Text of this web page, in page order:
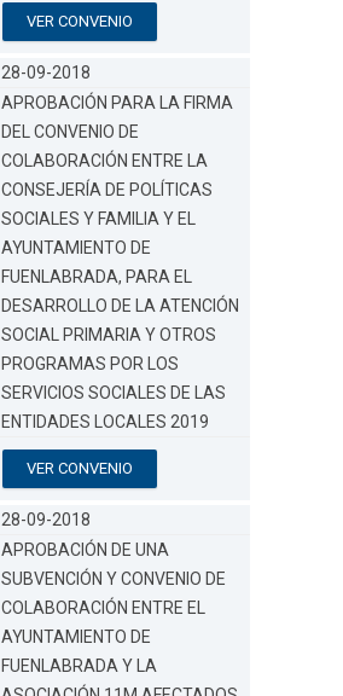
VER CONVENIO
28-09-2018
APROBACIÓN PARA LA FIRMA
DEL CONVENIO DE
COLABORACIÓN ENTRE LA
CONSEJERÍA DE POLÍTICAS
SOCIALES Y FAMILIA Y EL
AYUNTAMIENTO DE
FUENLABRADA, PARA EL
DESARROLLO DE LA ATENCIÓN
SOCIAL PRIMARIA Y OTROS
PROGRAMAS POR LOS
SERVICIOS SOCIALES DE LAS
ENTIDADES LOCALES 2019
VER CONVENIO
28-09-2018
APROBACIÓN DE UNA
SUBVENCIÓN Y CONVENIO DE
COLABORACIÓN ENTRE EL
AYUNTAMIENTO DE
FUENLABRADA Y LA